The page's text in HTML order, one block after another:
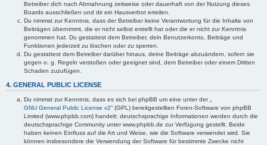
Betreiber dich nach Abmahnung zeitweise oder dauerhaft von der Nutzung dieses
Boards ausschließen und dir ein Hausverbot erteilen.
Du nimmst zur Kenntnis, dass der Betreiber keine Verantwortung für die Inhalte von
Beiträgen übernimmt, die er nicht selbst erstellt hat oder die er nicht zur Kenntnis
genommen hat. Du gestattest dem Betreiber, dein Benutzerkonto, Beiträge und
Funktionen jederzeit zu löschen oder zu sperren.
Du gestattest dem Betreiber darüber hinaus, deine Beiträge abzuändern, sofern sie
gegen o. g. Regeln verstoßen oder geeignet sind, dem Betreiber oder einem Dritten
Schaden zuzufügen.
4. GENERAL PUBLIC LICENSE
Du nimmst zur Kenntnis, dass es sich bei phpBB um eine unter der „
GNU General Public License v2“ (GPL) bereitgestellten Foren-Software von phpBB
Limited (www.phpbb.com) handelt; deutschsprachige Informationen werden durch die
deutschsprachige Community unter www.phpbb.de zur Verfügung gestellt. Beide
haben keinen Einfluss auf die Art und Weise, wie die Software verwendet wird. Sie
können insbesondere die Verwendung der Software für bestimmte Zwecke nicht